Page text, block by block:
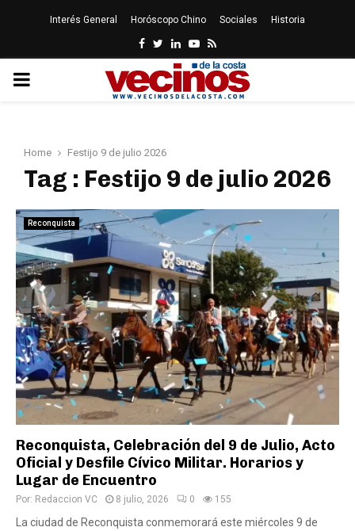
Interés General Horóscopo Chino Sociales Historia
Facebook
Twitter
LinkedinYoutube
Rss
PRIMARY
Home Festijo 9 de julio 2026
Tag : Festijo 9 de julio 2026
Reconquista
Reconquista, Celebración del 9 de Julio, Acto
Oficial y Desfile Cívico Militar. Horarios y
Lugar de Encuentro
Por: Redaccion VC 8 julio, 2026 0 155
La ciudad de Reconquista conmemorará este miércoles 9 de